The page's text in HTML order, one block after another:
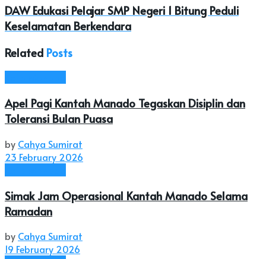
DAW Edukasi Pelajar SMP Negeri 1 Bitung Peduli
Keselamatan Berkendara
Related Posts
Apel Pagi Kantah Manado Tegaskan Disiplin dan
Toleransi Bulan Puasa
by Cahya Sumirat
23 February 2026
Simak Jam Operasional Kantah Manado Selama
Ramadan
by Cahya Sumirat
19 February 2026